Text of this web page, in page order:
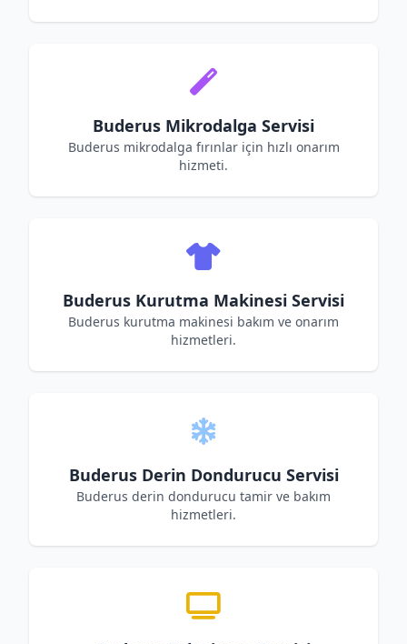
Buderus Mikrodalga Servisi
Buderus mikrodalga fırınlar için hızlı onarım
hizmeti.
Buderus Kurutma Makinesi Servisi
Buderus kurutma makinesi bakım ve onarım
hizmetleri.
Buderus Derin Dondurucu Servisi
Buderus derin dondurucu tamir ve bakım
hizmetleri.